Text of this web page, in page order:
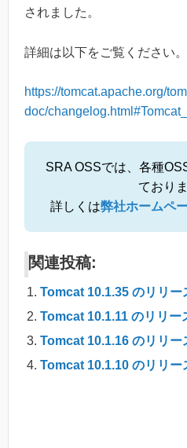
されました。
詳細は以下をご覧ください。
https://tomcat.apache.org/
doc/
SRA OSSでは、各種
ておりま
詳しくは弊社ホームペ
関連投稿:
Tomcat 10.1.35 のリリー
Tomcat 10.1.11 のリリー
Tomcat 10.1.16 のリリー
Tomcat 10.1.10 のリリー